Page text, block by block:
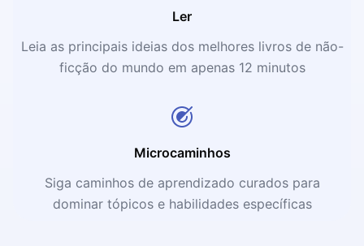
Ler
Leia as principais ideias dos melhores livros de não-
ficção do mundo em apenas 12 minutos
Microcaminhos
Siga caminhos de aprendizado curados para
dominar tópicos e habilidades específicas